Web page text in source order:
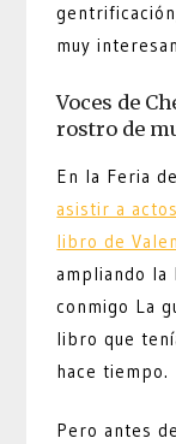
muy
Voces de
rostro de
En la Feria
asistir a
libro de
ampliando la
conmigo La
libro que
hace tiempo.
Pero antes